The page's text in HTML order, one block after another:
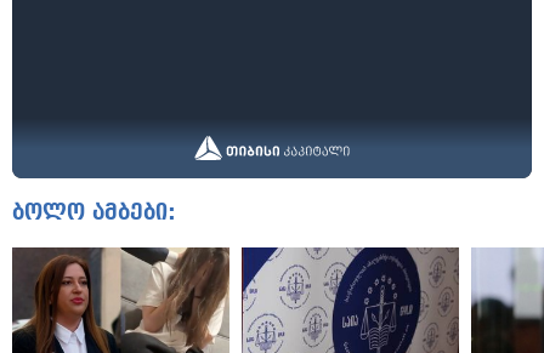
ბოლო ამბები: